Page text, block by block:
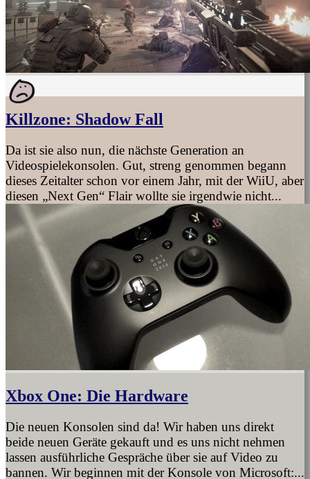
Killzone: Shadow Fall
Da ist sie also nun, die nächste Generation an
Videospielekonsolen. Gut, streng genommen begann
dieses Zeitalter schon vor einem Jahr, mit der WiiU, aber
diesen „Next Gen“ Flair wollte sie irgendwie nicht...
Xbox One: Die Hardware
Die neuen Konsolen sind da! Wir haben uns direkt
beide neuen Geräte gekauft und es uns nicht nehmen
lassen ausführliche Gespräche über sie auf Video zu
bannen. Wir beginnen mit der Konsole von Microsoft:...